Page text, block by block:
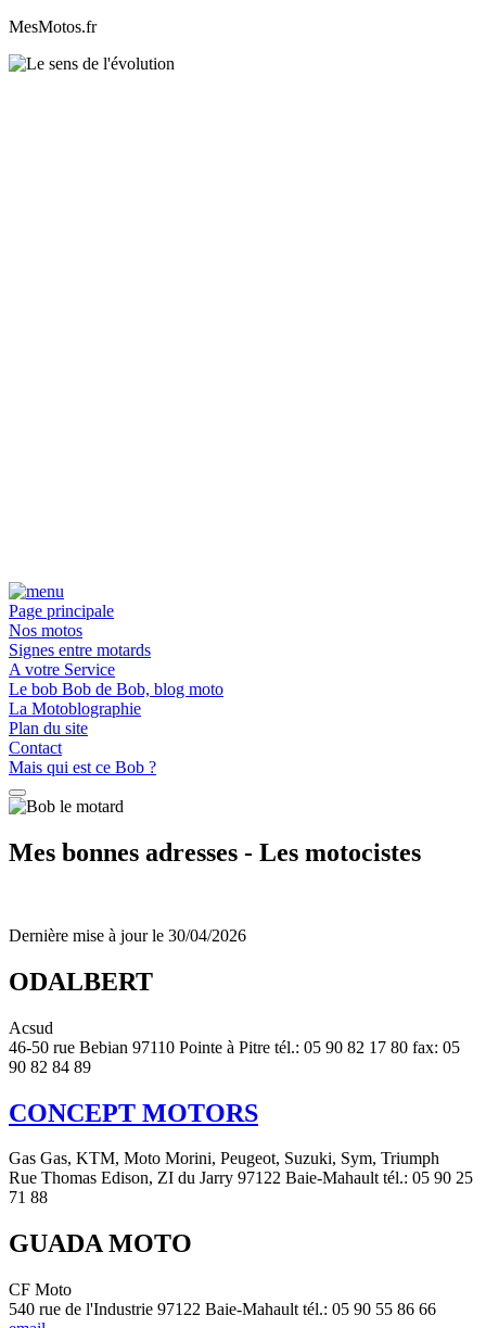
MesMotos.fr
Page principale
Nos motos
Signes entre motards
A votre Service
Le bob Bob de Bob, blog moto
La Motoblographie
Plan du site
Contact
Mais qui est ce Bob ?
Mes bonnes adresses - Les motocistes
Dernière mise à jour le 30/04/2026
ODALBERT
Acsud
46-50 rue Bebian 97110 Pointe à Pitre tél.: 05 90 82 17 80 fax: 05
90 82 84 89
CONCEPT MOTORS
Gas Gas, KTM, Moto Morini, Peugeot, Suzuki, Sym, Triumph
Rue Thomas Edison, ZI du Jarry 97122 Baie-Mahault tél.: 05 90 25
71 88
GUADA MOTO
CF Moto
540 rue de l'Industrie 97122 Baie-Mahault tél.: 05 90 55 86 66